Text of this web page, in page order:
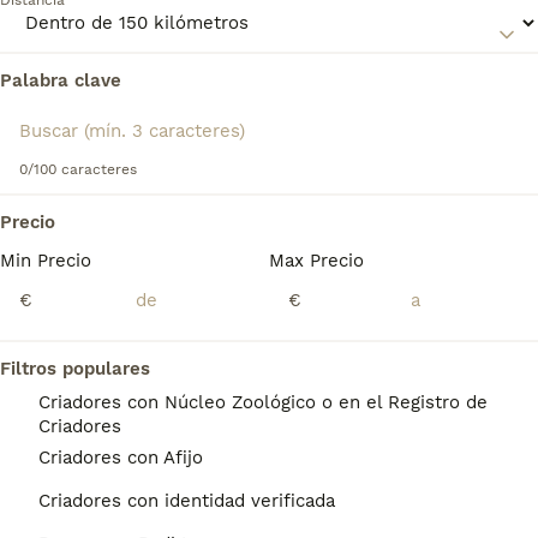
Palabra clave
0/100 caracteres
Precio
Min Precio
€
Max Precio
€
Filtros populares
Criadores con Núcleo Zoológico o en el Registro de
Criadores
Criadores con Afijo
Criadores con identidad verificada
dueño firme y responsable que pueda proporcionarle una
Encontramos 0 Tosa Inu Perros en adopcion
Si deseas exactamente esta búsqueda guarda tu
búsqueda y espera el resultado perfecto:
Preguntas frecuentes
¿Qué raza de perro es el
Tosa?
El tosa (土佐), formalmente Tosa inu (土佐犬),
literalmente «perro de Tosa», es una raza de
perro originaria de la antigua provincia de